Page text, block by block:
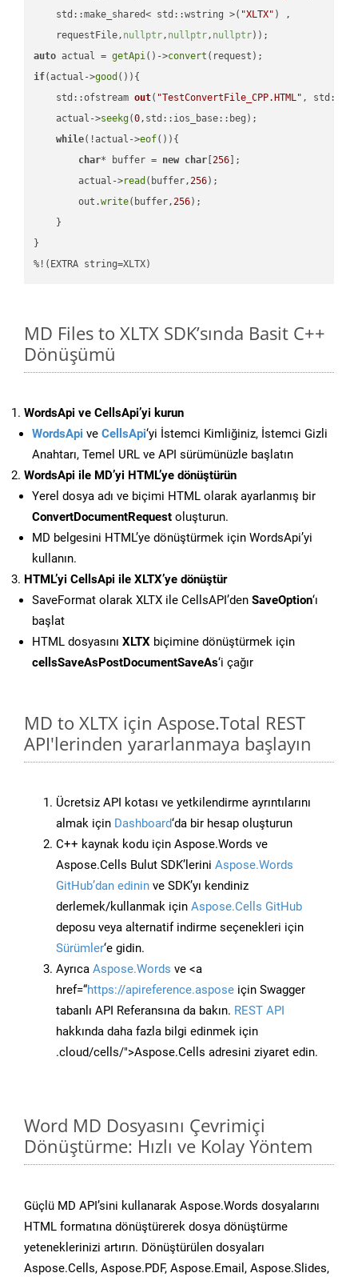
    std::make_shared< std::wstring >(
"XLTX" ) ,
    requestFile,
nullptr, nullptr, nullptr))
auto actual = getApi()->convert
if(actual->good ()){
std::ofstream out( "TestConvertFile_CPP.HTML" ,
    actual->
seekg(0,std::ios_base::beg);
while(!actual->eof()){
char* buffer = new char [256 ];
        actual->
read (buffer,256);
        out.
write(buffer,256);
    }
}
%!(EXTRA string=XLTX)
MD Files to XLTX SDK’sında Basit C++
Dönüşümü
WordsApi ve CellsApi’yi kurun
WordsApi ve CellsApi‘yi İstemci Kimliğiniz, İstemci Gizli
Anahtarı, Temel URL ve API sürümünüzle başlatın
WordsApi ile MD’yi HTML’ye dönüştürün
Yerel dosya adı ve biçimi HTML olarak ayarlanmış bir
ConvertDocumentRequest oluşturun.
MD belgesini HTML’ye dönüştürmek için WordsApi’yi
kullanın.
HTML’yi CellsApi ile XLTX’ye dönüştür
SaveFormat olarak XLTX ile CellsAPI’den SaveOption‘ı
başlat
HTML dosyasını XLTX biçimine dönüştürmek için
cellsSaveAsPostDocumentSaveAs‘i çağır
MD to XLTX için Aspose.Total REST
API'lerinden yararlanmaya başlayın
Ücretsiz API kotası ve yetkilendirme ayrıntılarını
almak için Dashboard‘da bir hesap oluşturun
C++ kaynak kodu için Aspose.Words ve
Aspose.Cells Bulut SDK’lerini Aspose.Words
GitHub’dan edinin ve SDK’yı kendiniz
derlemek/kullanmak için Aspose.Cells GitHub
deposu veya alternatif indirme seçenekleri için
Sürümler‘e gidin.
Ayrıca Aspose.Words ve <a
href=“https://apireference.aspose için Swagger
tabanlı API Referansına da bakın. REST API
hakkında daha fazla bilgi edinmek için
.cloud/cells/">Aspose.Cells adresini ziyaret edin.
Word MD Dosyasını Çevrimiçi
Dönüştürme: Hızlı ve Kolay Yöntem
Güçlü MD API’sini kullanarak Aspose.Words dosyalarını
HTML formatına dönüştürerek dosya dönüştürme
yeteneklerinizi artırın. Dönüştürülen dosyaları
Aspose.Cells, Aspose.PDF, Aspose.Email, Aspose.Slides,